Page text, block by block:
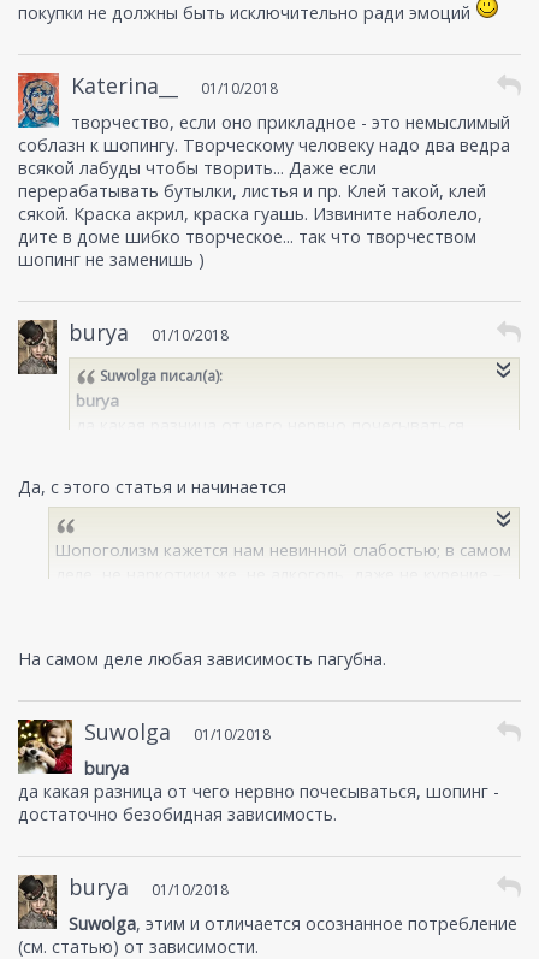
покупки не должны быть исключительно ради эмоций
Katerina__ 01/10/2018
творчество, если оно прикладное - это немыслимый
соблазн к шопингу. Творческому человеку надо два ведра
всякой лабуды чтобы творить... Даже если
перерабатывать бутылки, листья и пр. Клей такой, клей
сякой. Краска акрил, краска гуашь. Извините наболело,
дите в доме шибко творческое... так что творчеством
шопинг не заменишь )
burya
01/10/2018
Suwolga писал(а):
burya
Да, с этого статья и начинается
Шопоголизм кажется нам невинной слабостью; в самом
На самом деле любая зависимость пагубна.
Suwolga 01/10/2018
burya
да какая разница от чего нервно почесываться, шопинг -
достаточно безобидная зависимость.
burya 01/10/2018
Suwolga, этим и отличается осознанное потребление
(см. статью) от зависимости.